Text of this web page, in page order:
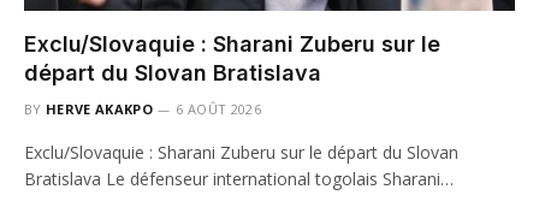
Exclu/Slovaquie : Sharani Zuberu sur le
départ du Slovan Bratislava
BY HERVE AKAKPO 6 AOÛT 2026
Exclu/Slovaquie : Sharani Zuberu sur le départ du Slovan
Bratislava Le défenseur international togolais Sharani…